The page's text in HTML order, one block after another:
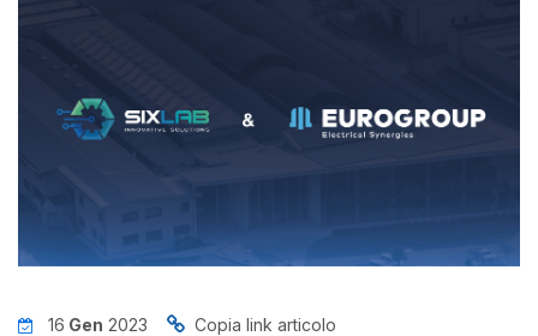
Jobs
16 Gen 2023 Copia link articolo